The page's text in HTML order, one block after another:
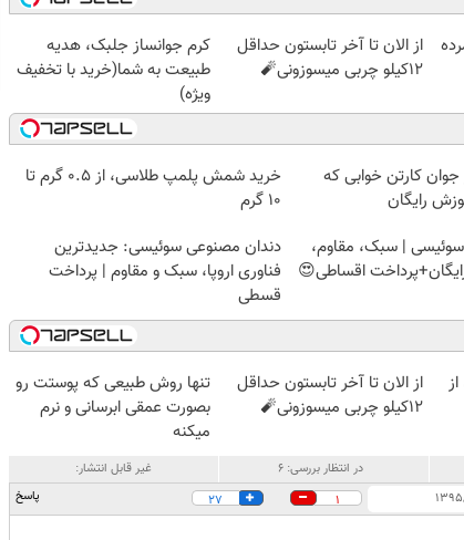
از الان تا آخر تابستون حداقل
12کیلو چربی میسوزونی🧨
کرم جوانساز جلبک، هدیه
طبیعت به شما(خرید با تخفیف
ویژه)
جوان کارتن خوابی که
رایگان
خرید شمش پلمپ طلاسی، از ۰.۵ گرم تا
۱۰ گرم
| سبک، مقاوم،
اقساطی😍
دندان مصنوعی سوئیسی: جدیدترین
فناوری اروپا، سبک و مقاوم | پرداخت
قسطی
از الان تا آخر تابستون حداقل
12کیلو چربی میسوزونی🧨
تنها روش طبیعی که پوستت رو
بصورت عمقی ابرسانی و نرم
میکنه
در انتظار بررسی: ۶
غیر قابل انتشار:
1
27 پاسخ